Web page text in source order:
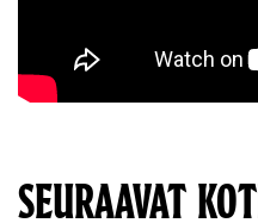
SEURAAVAT